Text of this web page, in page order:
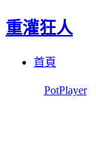
重灌狂人
首頁
PotPlayer